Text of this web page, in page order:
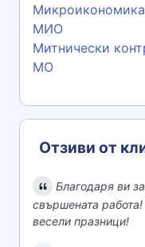
Микроикономика
МИО
Митнически
МО
Отзиви от
Благодаря ви
свършената
весели празници!